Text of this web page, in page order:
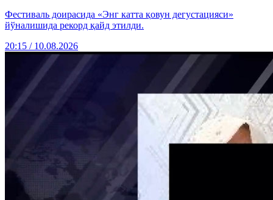
Фестиваль доирасида «Энг катта қовун дегустацияси»
йўналишида рекорд қайд этилди.
20:15 / 10.08.2026